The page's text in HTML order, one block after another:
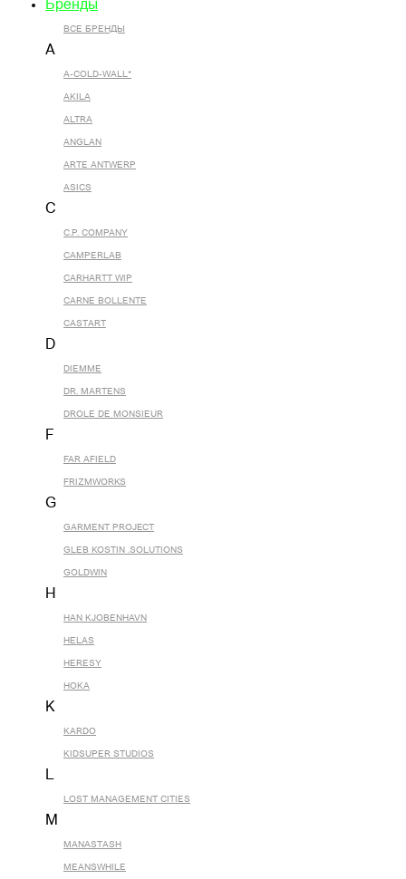
Бренды
ВСЕ БРЕНДЫ
A
A-COLD-WALL*
AKILA
ALTRA
ANGLAN
ARTE ANTWERP
ASICS
C
C.P. COMPANY
CAMPERLAB
CARHARTT WIP
CARNE BOLLENTE
CASTART
D
DIEMME
DR. MARTENS
DROLE DE MONSIEUR
F
FAR AFIELD
FRIZMWORKS
G
GARMENT PROJECT
GLEB KOSTIN .SOLUTIONS
GOLDWIN
H
HAN KJOBENHAVN
HELAS
HERESY
HOKA
K
KARDO
KIDSUPER STUDIOS
L
LOST MANAGEMENT CITIES
M
MANASTASH
MEANSWHILE